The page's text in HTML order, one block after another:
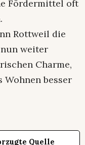
Fördermittel oft
Rottweil die
weiter
Charme,
besser
Quelle